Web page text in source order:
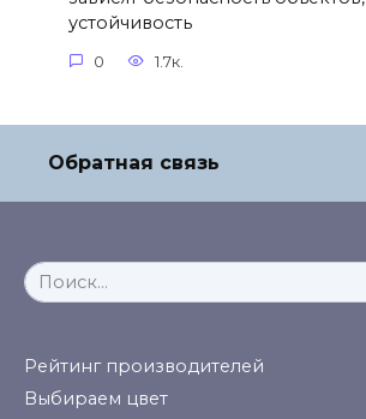
устойчивость
0 1.7к.
Обратная связь
Search
for:
Рейтинг производителей
Выбираем цвет